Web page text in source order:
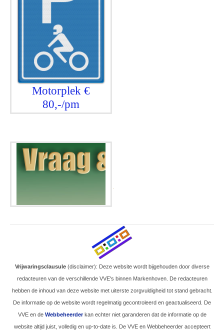
Motorplek €
80,-/pm
Vrijwaringsclausule(disclaimer): Deze website wordt bijgehouden door diverse
redacteuren van de verschillende VVE's binnen Markenhoven. De redacteuren
hebben de inhoud van deze website met uiterste zorgvuldigheid tot stand gebracht.
De informatie op de website wordt regelmatig gecontroleerd en geactualiseerd. De
VVE en de Webbeheerderkan echter niet garanderen dat de informatie op de
website altijd juist, volledig en up-to-date is. De VVE en Webbeheerder accepteert